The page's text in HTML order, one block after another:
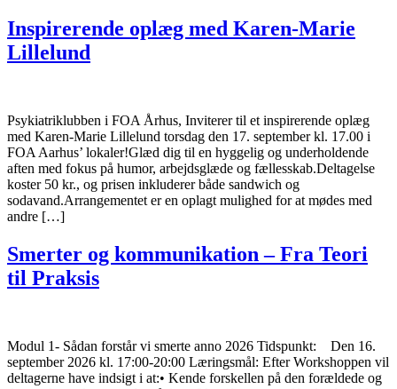
Inspirerende oplæg med Karen-Marie
Lillelund
Psykiatriklubben i FOA Århus, Inviterer til et inspirerende oplæg
med Karen-Marie Lillelund torsdag den 17. september kl. 17.00 i
FOA Aarhus’ lokaler!Glæd dig til en hyggelig og underholdende
aften med fokus på humor, arbejdsglæde og fællesskab.Deltagelse
koster 50 kr., og prisen inkluderer både sandwich og
sodavand.Arrangementet er en oplagt mulighed for at mødes med
andre […]
Smerter og kommunikation – Fra Teori
til Praksis
Modul 1- Sådan forstår vi smerte anno 2026 Tidspunkt: Den 16.
september 2026 kl. 17:00-20:00 Læringsmål: Efter Workshoppen vil
deltagerne have indsigt i at:• Kende forskellen på den forældede og